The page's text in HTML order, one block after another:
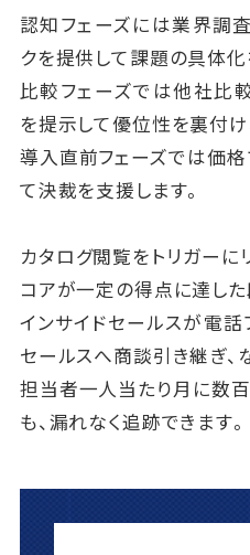
認知フェーズには業界調
クを提供して課題の具体化
比較フェーズでは他社比
を提示して優位性を裏付け
導入直前フェーズでは価
て決裁を支援します。
カタログ閲覧をトリガーに
コアが一定の得点に達し
インサイドセールスが電話
セールスへ商談引き継ぎ、
担当者一人当たり月に数
も、漏れなく追跡できます。